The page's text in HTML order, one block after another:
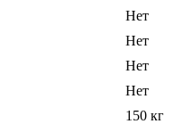
Нет
Нет
Нет
Нет
150 кг